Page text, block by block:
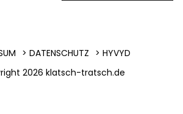
DATENSCHUTZ
HYVYD
2026 klatsch-tratsch.de